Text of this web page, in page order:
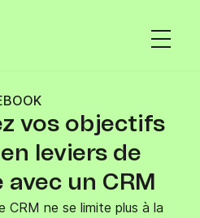
vos objectifs
leviers de
un CRM
CRM ne se limite plus à la